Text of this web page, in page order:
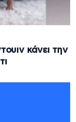
κάνει την